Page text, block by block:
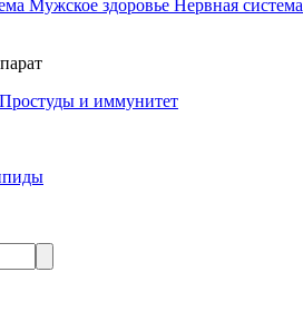
Мужское здоровье Нервная система
Простуды и иммунитет